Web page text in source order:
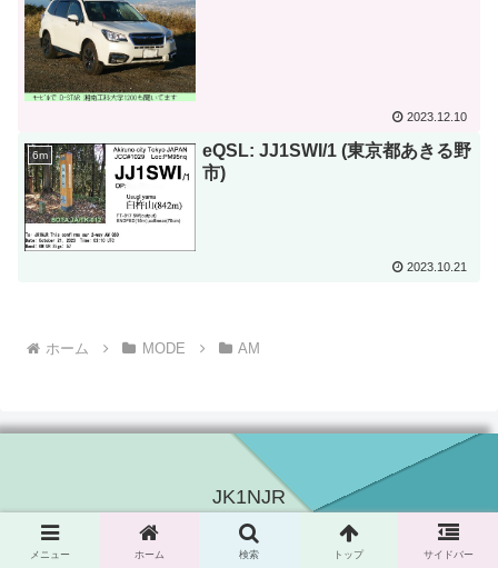
2023.12.10
6m
eQSL: JJ1SWI/1 (東京都あきる野
市)
2023.10.21
ホーム MODE AM
JK1NJR
Copyright © 2022-2026 JK1NJR All Rights Reserved.
メニュー ホーム 検索 トップ サイドバー